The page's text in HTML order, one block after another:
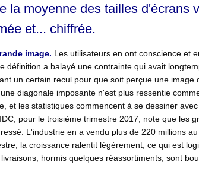
la moyenne des tailles d'écrans
et... chiffrée.
image. Les utilisateurs en ont conscience et
définition a balayé une contrainte qui avait
un certain recul pour que soit perçue une image
diagonale imposante n'est plus ressentie
et les statistiques commencent à se dessiner
pour le troisième trimestre 2017, note que les
L'industrie en a vendu plus de 220 millions au
la croissance ralentit légèrement, ce qui est
hormis quelques réassortiments, sont